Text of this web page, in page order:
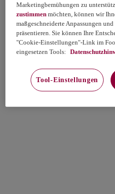
Marketingbemühungen zu
zustimmen möchten, können wir
maßgeschneiderte Anpassungen
präsentieren. Sie können Ihre
"Cookie-Einstellungen"-Link im
eingesetzen Tools:
Tool-Einstellungen